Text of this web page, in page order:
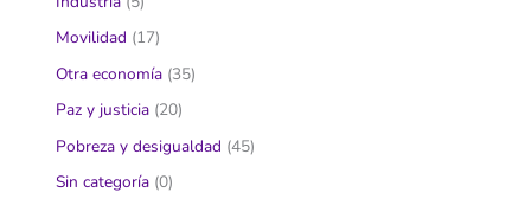
Movilidad (17)
Otra economía (35)
Paz y justicia (20)
Pobreza y desigualdad (45)
Sin categoría (0)